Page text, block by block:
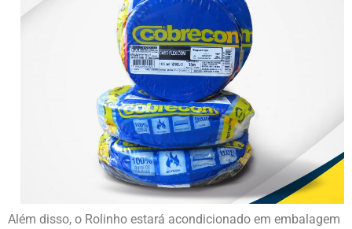
Além disso, o Rolinho estará acondicionado em embalagem